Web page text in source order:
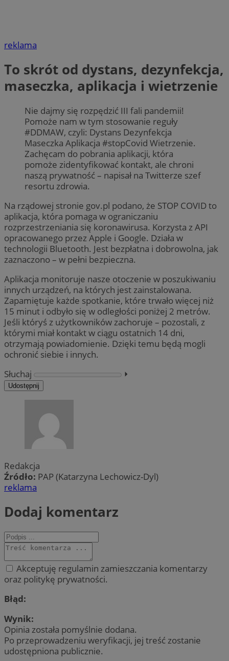
reklama
To skrót od dystans, dezynfekcja,
maseczka, aplikacja i wietrzenie
Nie dajmy się rozpędzić III fali pandemii!
Pomoże nam w tym stosowanie reguły
#DDMAW, czyli: Dystans Dezynfekcja
Maseczka Aplikacja #stopCovid Wietrzenie.
Zachęcam do pobrania aplikacji, która
pomoże zidentyfikować kontakt, ale chroni
naszą prywatność – napisał na Twitterze szef
resortu zdrowia.
Na rządowej stronie gov.pl podano, że STOP COVID to
aplikacja, która pomaga w ograniczaniu
rozprzestrzeniania się koronawirusa. Korzysta z API
opracowanego przez Apple i Google. Działa w
technologii Bluetooth. Jest bezpłatna i dobrowolna, jak
zaznaczono – w pełni bezpieczna.
Aplikacja monitoruje nasze otoczenie w poszukiwaniu
innych urządzeń, na których jest zainstalowana.
Zapamiętuje każde spotkanie, które trwało więcej niż
15 minut i odbyło się w odległości poniżej 2 metrów.
Jeśli któryś z użytkowników zachoruje – pozostali, z
którymi miał kontakt w ciągu ostatnich 14 dni,
otrzymają powiadomienie. Dzięki temu będą mogli
ochronić siebie i innych.
Słuchaj
⏵︎
Udostępnij
Redakcja
Źródło: PAP (Katarzyna Lechowicz-Dyl)
reklama
Dodaj komentarz
Akceptuję regulamin zamieszczania komentarzy
oraz politykę prywatności.
Błąd:
Wynik:
Opinia została pomyślnie dodana.
Po przeprowadzeniu weryfikacji, jej treść zostanie
udostępniona publicznie.